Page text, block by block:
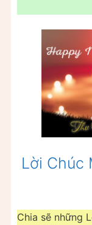
Lời Chúc
Chia sẽ những